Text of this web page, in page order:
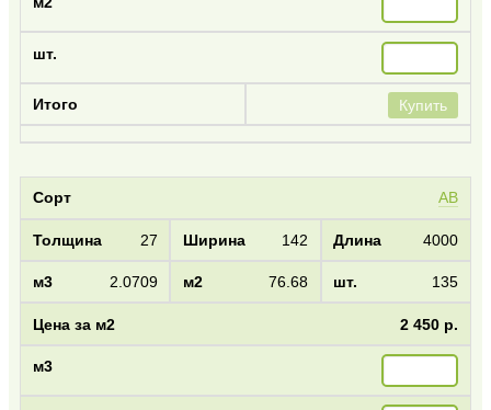
Купить
AB
27 142 4000
2.0709 76.68 135
2 450 р.